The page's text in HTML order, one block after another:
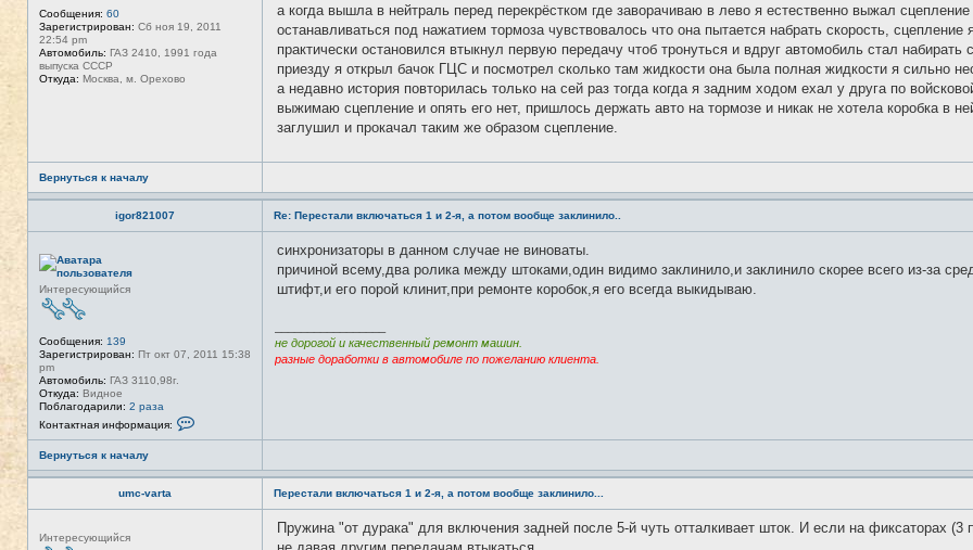
т
и
Сообщения: 60
Зарегистрирован: Сб ноя 19, 2011
22:54 pm
Автомобиль: ГАЗ 2410, 1991 года
выпуска СССР
Откуда: Москва, м. Орехово
а когда вышла в нейтраль перед перекрёстком где заворачиваю в лево я естественно выжал
останавливаться под нажатием тормоза чувствовалось что она пытается набрать скорость,
практически остановился втыкнул первую передачу чтоб тронуться и вдруг автомобиль стал
приезду я открыл бачок ГЦС и посмотрел сколько там жидкости она была полная жидкости я сильно
а недавно история повторилась только на сей раз тогда когда я задним ходом ехал у друга по
выжимаю сцепление и опять его нет, пришлось держать авто на тормозе и никак не хотела коробка в
заглушил и прокачал таким же образом сцепление.
Вернуться к началу
igor821007
Н
е
с
е
Интересующийся
Сообщения: 139
Зарегистрирован: Пт окт 07, 2011 15:38
pm
Автомобиль: ГАЗ 3110,98г.
Откуда: Видное
Поблагодарили: 2 раза
Контактная информация:
н
а
н
Re: Перестали включаться 1 и 2-я, а потом вообще заклинило..
синхронизаторы в данном случае не виноваты.
причиной всему,два ролика между штоками,один видимо заклинило,и заклинило скорее всего из-за
штифт,и его порой клинит,при ремонте коробок,я его всегда выкидываю.
не дорогой и качественный ремонт машин.
разные доработки в автомобиле по пожеланию клиента.
Вернуться к началу
umc-varta
е
Интересующийся
Перестали включаться 1 и 2-я, а потом вообще заклинило...
Пружина "от дурака" для включения задней после 5-й чуть отталкивает шток. И если на фиксаторах